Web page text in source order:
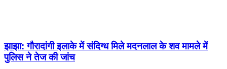
झाझा: गौरादांगी इलाके में संदिग्ध मिले मदनलाल के शव मामले में
पुलिस ने तेज की जांच